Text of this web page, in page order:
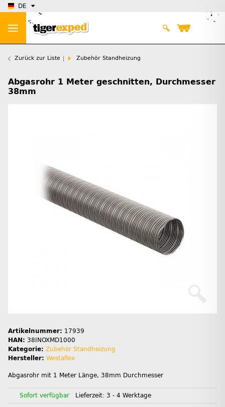
DE
Zurück zur Liste Zubehör Standheizung
Abgasrohr 1 Meter geschnitten, Durchmesser
38mm
Artikelnummer: 17939
HAN: 38INOXMD1000
Kategorie: Zubehör Standheizung
Hersteller: Westaflex
Abgasrohr mit 1 Meter Länge, 38mm Durchmesser
Sofort verfügbar Lieferzeit: 3 - 4 Werktage